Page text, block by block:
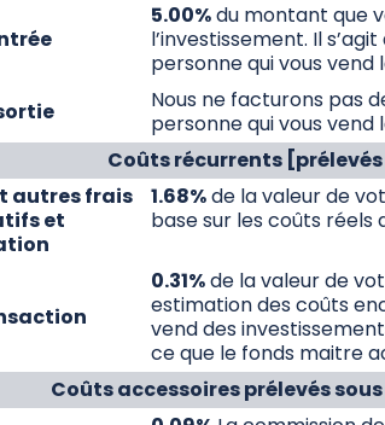
5.00%du montant que
l’investissement. Il
personne qui vous
Nous ne facturons pas
personne qui vous
Coûts récurrents
autres frais
et
1.68%de la valeur de
base sur les coûts réels
0.31%de la valeur de
estimation des coûts
vend des
ce que le fonds maitre
Coûts accessoires prélevés